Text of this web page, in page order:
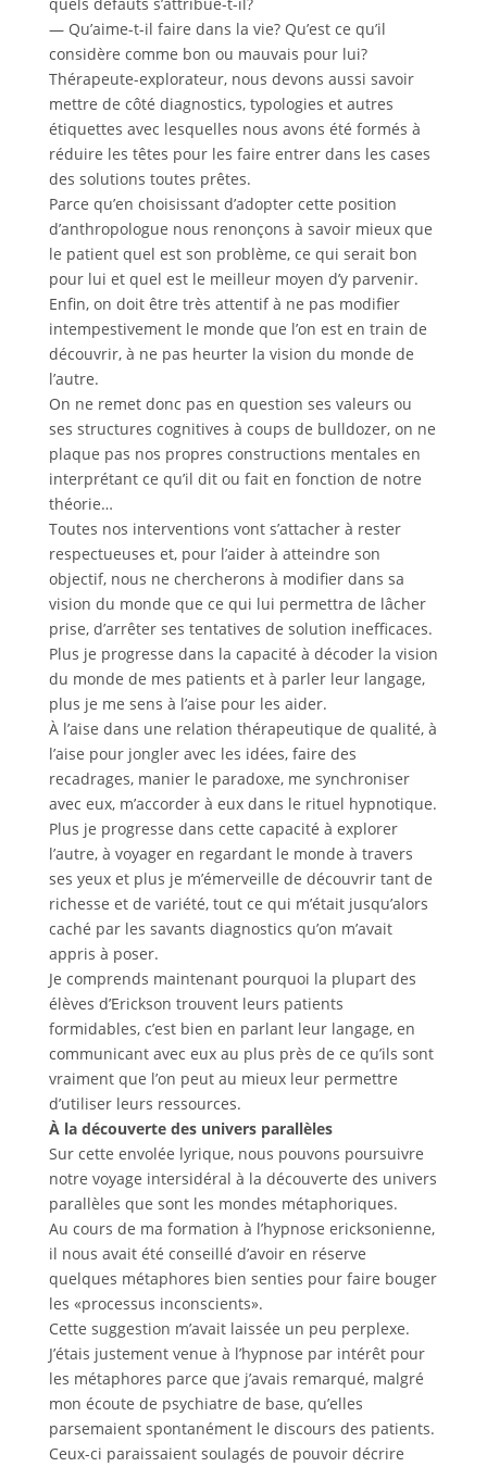
— Qu’aime-t-il faire dans la vie? Qu’est ce qu’il
considère comme bon ou mauvais pour lui?
Thérapeute-explorateur, nous devons aussi savoir
mettre de côté diagnostics, typologies et autres
étiquettes avec lesquelles nous avons été formés à
réduire les têtes pour les faire entrer dans les cases
des solutions toutes prêtes.
Parce qu’en choisissant d’adopter cette position
d’anthropologue nous renonçons à savoir mieux que
le patient quel est son problème, ce qui serait bon
pour lui et quel est le meilleur moyen d’y parvenir.
Enfin, on doit être très attentif à ne pas modifier
intempestivement le monde que l’on est en train de
découvrir, à ne pas heurter la vision du monde de
l’autre.
On ne remet donc pas en question ses valeurs ou
ses structures cognitives à coups de bulldozer, on ne
plaque pas nos propres constructions mentales en
interprétant ce qu’il dit ou fait en fonction de notre
théorie…
Toutes nos interventions vont s’attacher à rester
respectueuses et, pour l’aider à atteindre son
objectif, nous ne chercherons à modifier dans sa
vision du monde que ce qui lui permettra de lâcher
prise, d’arrêter ses tentatives de solution inefficaces.
Plus je progresse dans la capacité à décoder la vision
du monde de mes patients et à parler leur langage,
plus je me sens à l’aise pour les aider.
À l’aise dans une relation thérapeutique de qualité, à
l’aise pour jongler avec les idées, faire des
recadrages, manier le paradoxe, me synchroniser
avec eux, m’accorder à eux dans le rituel hypnotique.
Plus je progresse dans cette capacité à explorer
l’autre, à voyager en regardant le monde à travers
ses yeux et plus je m’émerveille de découvrir tant de
richesse et de variété, tout ce qui m’était jusqu’alors
caché par les savants diagnostics qu’on m’avait
appris à poser.
Je comprends maintenant pourquoi la plupart des
élèves d’Erickson trouvent leurs patients
formidables, c’est bien en parlant leur langage, en
communicant avec eux au plus près de ce qu’ils sont
vraiment que l’on peut au mieux leur permettre
d’utiliser leurs ressources.
À la découverte des univers parallèles
Sur cette envolée lyrique, nous pouvons poursuivre
notre voyage intersidéral à la découverte des univers
parallèles que sont les mondes métaphoriques.
Au cours de ma formation à l’hypnose ericksonienne,
il nous avait été conseillé d’avoir en réserve
quelques métaphores bien senties pour faire bouger
les «processus inconscients».
Cette suggestion m’avait laissée un peu perplexe.
J’étais justement venue à l’hypnose par intérêt pour
les métaphores parce que j’avais remarqué, malgré
mon écoute de psychiatre de base, qu’elles
parsemaient spontanément le discours des patients.
Ceux-ci paraissaient soulagés de pouvoir décrire